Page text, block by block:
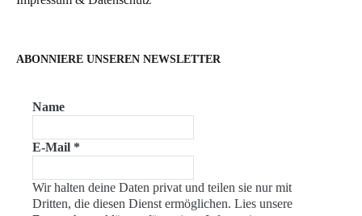
ABONNIERE UNSEREN NEWSLETTER
Name
E-Mail *
Wir halten deine Daten privat und teilen sie nur mit
Dritten, die diesen Dienst ermöglichen. Lies unsere